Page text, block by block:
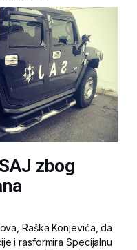
zbog
Raška Konjevića, da
i rasformira Specijalnu